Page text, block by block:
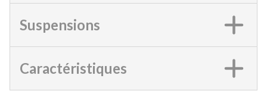
Suspensions
Caractéristiques